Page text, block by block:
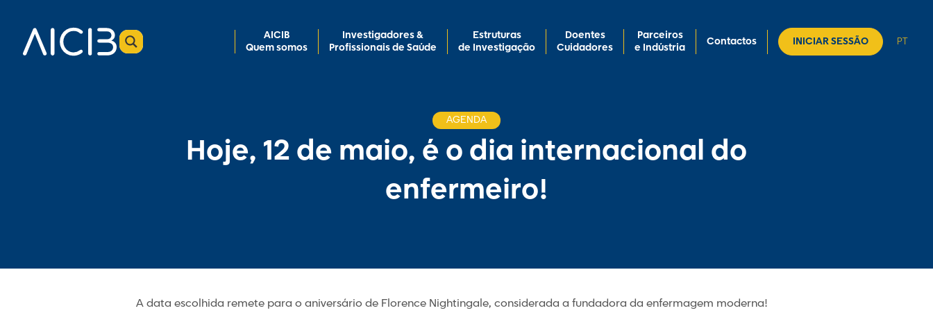
AICIB
Quem somos
Investigadores &
Profissionais de Saúde
Estruturas
de Investigação
Doentes
Cuidadores
Parceiros
e Indústria
Contactos INICIAR SESSÃO PT
AGENDA
Hoje, 12 de maio, é o dia internacional do
enfermeiro!
A data escolhida remete para o aniversário de Florence Nightingale, considerada a fundadora da enfermagem moderna!